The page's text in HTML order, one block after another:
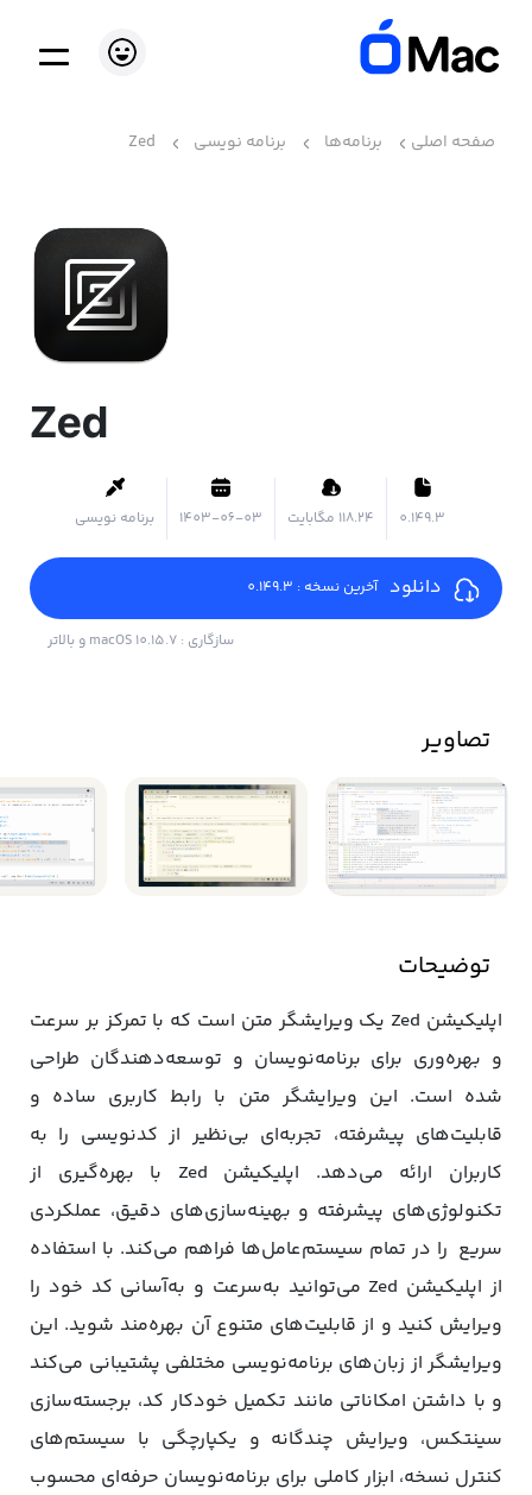
صفحه اصلی برنامه‌ها برنامه نویسی Zed
Zed
0.149.3 ۱۱۸.۲۴ مگابایت 1403-06-03 برنامه نویسی
دانلود آخرین نسخه : 0.149.3
سازگاری : macOS 10.15.7 و بالاتر
تصاویر
توضیحات
اپلیکیشن Zed یک ویرایشگر متن است که با تمرکز بر سرعت
و بهره‌وری برای برنامه‌نویسان و توسعه‌دهندگان طراحی
شده است. این ویرایشگر متن با رابط کاربری ساده و
قابلیت‌های پیشرفته، تجربه‌ای بی‌نظیر از کدنویسی را به
کاربران ارائه می‌دهد. اپلیکیشن Zed با بهره‌گیری از
تکنولوژی‌های پیشرفته و بهینه‌سازی‌های دقیق، عملکردی
سریع را در تمام سیستم‌عامل‌ها فراهم می‌کند. با استفاده
از اپلیکیشن Zed می‌توانید به‌سرعت و به‌آسانی کد خود را
ویرایش کنید و از قابلیت‌های متنوع آن بهره‌مند شوید. این
ویرایشگر از زبان‌های برنامه‌نویسی مختلفی پشتیبانی می‌کند
و با داشتن امکاناتی مانند تکمیل خودکار کد، برجسته‌سازی
سینتکس، ویرایش چندگانه و یکپارچگی با سیستم‌های
کنترل نسخه، ابزار کاملی برای برنامه‌نویسان حرفه‌ای محسوب